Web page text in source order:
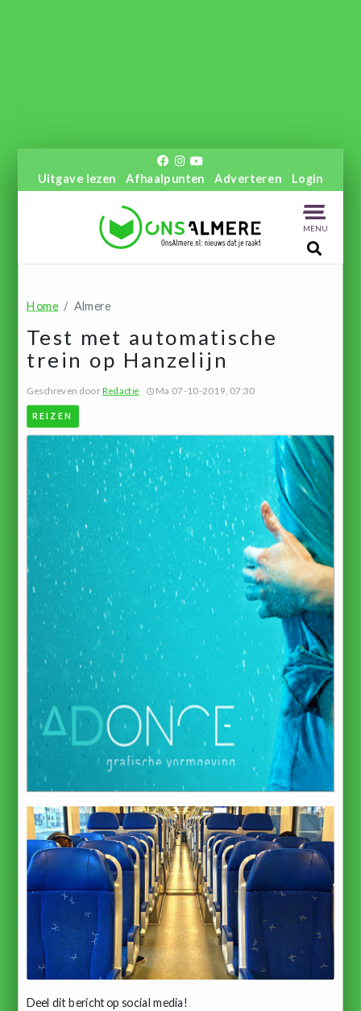
Uitgave lezen Afhaalpunten Adverteren Login
MENU
Home Almere
Test met automatische
trein op Hanzelijn
Geschreven doorRedactie Ma 07-10-2019, 07:30
REIZEN
Deel dit bericht op social media!